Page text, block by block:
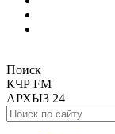
Поиск
КЧР FM
АРХЫЗ 24